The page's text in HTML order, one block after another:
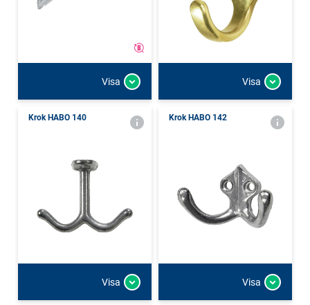
Visa Visa
Krok HABO 140
Visa
Krok HABO 142
Visa